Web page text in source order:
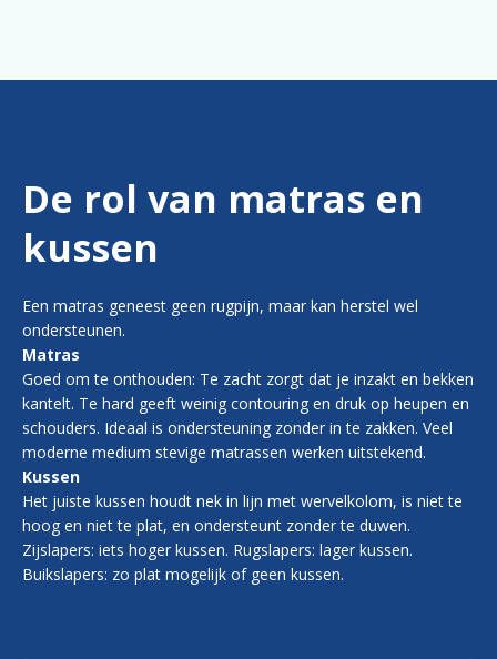
De rol van matras en
kussen
Een matras geneest geen rugpijn, maar kan herstel wel
ondersteunen.
Matras
Goed om te onthouden: Te zacht zorgt dat je inzakt en bekken
kantelt. Te hard geeft weinig contouring en druk op heupen en
schouders. Ideaal is ondersteuning zonder in te zakken. Veel
moderne medium stevige matrassen werken uitstekend.
Kussen
Het juiste kussen houdt nek in lijn met wervelkolom, is niet te
hoog en niet te plat, en ondersteunt zonder te duwen.
Zijslapers: iets hoger kussen. Rugslapers: lager kussen.
Buikslapers: zo plat mogelijk of geen kussen.